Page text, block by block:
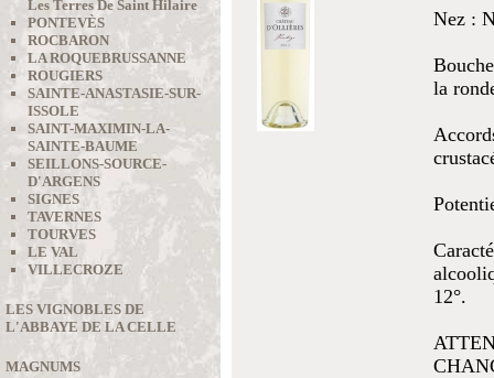
Les Terres De Saint Hilaire
PONTEVÈS
ROCBARON
LA ROQUEBRUSSANNE
ROUGIERS
SAINTE-ANASTASIE-SUR-
ISSOLE
SAINT-MAXIMIN-LA-
SAINTE-BAUME
SEILLONS-SOURCE-
D'ARGENS
SIGNES
TAVERNES
TOURVES
LE VAL
VILLECROZE
LES VIGNOBLES DE
L'ABBAYE DE LA CELLE
MAGNUMS
Nez :
la
12°.